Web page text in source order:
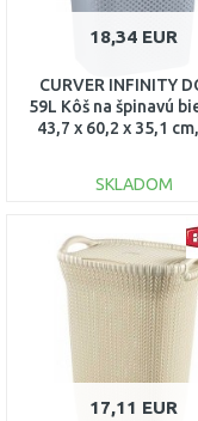
18,34 EUR
CURVER INFINITY
59L Kôš na špinavú
43,7 x 60,2 x 35,1
SKLADOM
DO KOŠÍKA
Porovnať
17,11 EUR